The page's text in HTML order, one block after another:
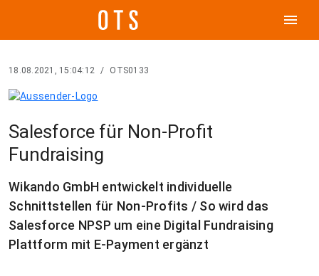
menu
18.08.2021, 15:04:12 / OTS0133
Salesforce für Non-Profit
Fundraising
Wikando GmbH entwickelt individuelle
Schnittstellen für Non-Profits / So wird das
Salesforce NPSP um eine Digital Fundraising
Plattform mit E-Payment ergänzt